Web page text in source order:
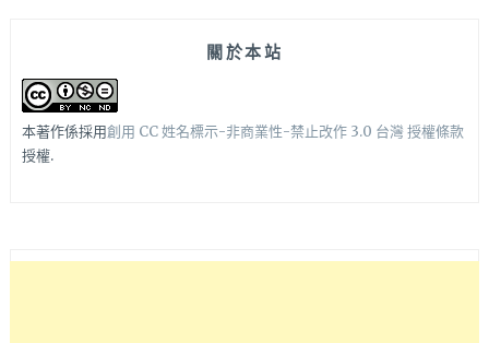
關於本站
本著作係採用創用 CC 姓名標示-非商業性-禁止改作 3.0 台灣 授權條款
授權.